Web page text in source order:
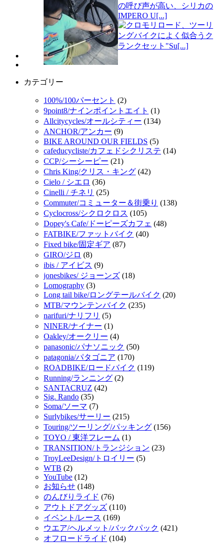
の呼び声が高い、シリカの
IMPERO U[...]
クロモリロード、ツーリ
ングバイクによく似合うク
ランクセット"Su[...]
カテゴリー
100%/100パーセント (2)
9point8/ナインポイントエイト (1)
Allcitycycles/オールシティー (134)
ANCHOR/アンカー (9)
BIKE AROUND OUR FIELDS (5)
cafeducycliste/カフェドシクリステ (14)
CCP/シーシーピー (21)
Chris King/クリス・キング (42)
Cielo / シエロ (36)
Cinelli / チネリ (25)
Commuter/コミューター＆街乗り (138)
Cyclocross/シクロクロス (105)
Dopey's Cafe/ドーピーズカフェ (48)
FATBIKE/ファットバイク (40)
Fixed bike/固定ギア (87)
GIRO/ジロ (8)
ibis / アイビス (9)
jonesbikes/ ジョーンズ (18)
Lomography (3)
Long tail bike/ロングテールバイク (20)
MTB/マウンテンバイク (235)
narifuri/ナリフリ (5)
NINER/ナイナー (1)
Oakley/オークリー (4)
panasonic/パナソニック (50)
patagonia/パタゴニア (170)
ROADBIKE/ロードバイク (119)
Running/ランニング (2)
SANTACRUZ (42)
Sig. Rando (35)
Soma/ソーマ (7)
Surlybikes/サーリー (215)
Touring/ツーリング/パッキング (156)
TOYO / 東洋フレーム (1)
TRANSITION/トランジション (23)
TroyLeeDesign/トロイリー (5)
WTB (2)
YouTube (12)
お知らせ (148)
のんびりライド (76)
アウトドアグッズ (110)
イベント/レース (169)
ウエア/ヘルメット/バックパック (421)
オフロードライド (104)